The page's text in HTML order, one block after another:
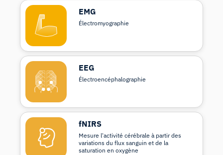
EMG
Électromyographie
EEG
Électroencéphalographie
fNIRS
Mesure l'activité cérébrale à partir des
variations du flux sanguin et de la
saturation en oxygène